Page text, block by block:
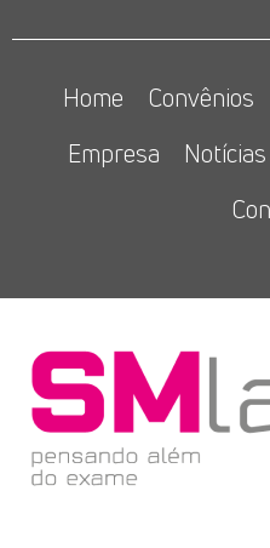
Home Convênios
Empresa
Notícias